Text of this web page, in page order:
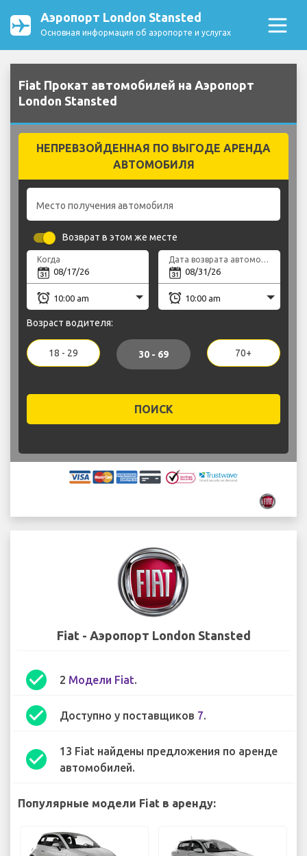
Аэропорт London Stansted
Основная информация об аэропорте и услугах
Fiat Прокат автомобилей на Аэропорт
London Stansted
НЕПРЕВЗОЙДЕННАЯ ПО ВЫГОДЕ АРЕНДА
АВТОМОБИЛЯ
Место получения автомобиля
Возврат в этом же месте
Когда Дата возврата автомобиля
Возраст водителя:
18 - 29 30 - 69 70+
ПОИСК
Fiat - Аэропорт London Stansted
check_circle 2 Модели Fiat.
check_circle Доступно у поставщиков 7.
check_circle
13 Fiat найдены предложения по аренде
автомобилей.
Популярные модели Fiat в аренду: